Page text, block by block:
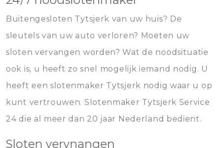
Buitengesloten Tytsjerk van uw huis? De
sleutels van uw auto verloren? Moeten uw
sloten vervangen worden? Wat de noodsituatie
ook is, u heeft zo snel mogelijk iemand nodig. U
heeft een slotenmaker Tytsjerk nodig waar u op
kunt vertrouwen. Slotenmaker Tytsjerk Service
24 die al meer dan 20 jaar Nederland bedient.
Sloten vervnangen